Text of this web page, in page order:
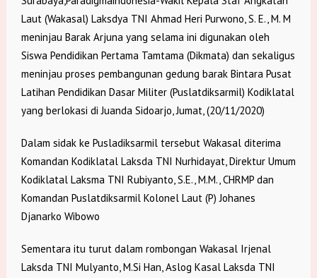
Laut (Wakasal) Laksdya TNI Ahmad Heri Purwono, S. E., M. M
meninjau Barak Arjuna yang selama ini digunakan oleh
Siswa Pendidikan Pertama Tamtama (Dikmata) dan sekaligus
meninjau proses pembangunan gedung barak Bintara Pusat
Latihan Pendidikan Dasar Militer (Puslatdiksarmil) Kodiklatal
yang berlokasi di Juanda Sidoarjo, Jumat, (20/11/2020)
Dalam sidak ke Pusladiksarmil tersebut Wakasal diterima
Komandan Kodiklatal Laksda TNI Nurhidayat, Direktur Umum
Kodiklatal Laksma TNI Rubiyanto, S.E., M.M., CHRMP dan
Komandan Puslatdiksarmil Kolonel Laut (P) Johanes
Djanarko Wibowo
Sementara itu turut dalam rombongan Wakasal Irjenal
Laksda TNI Mulyanto, M.Si Han, Aslog Kasal Laksda TNI